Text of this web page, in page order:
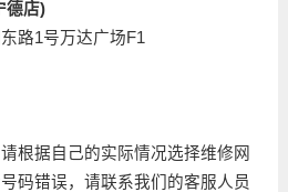
德店)
路1号万达广场F1
根据自己的实际情况选择维修网
码错误，请联系我们的客服人员